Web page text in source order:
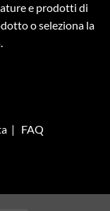
e prodotti di
o seleziona la
| FAQ